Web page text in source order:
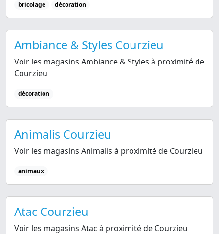
bricolage décoration
Ambiance & Styles Courzieu
Voir les magasins Ambiance & Styles à proximité de
Courzieu
décoration
Animalis Courzieu
Voir les magasins Animalis à proximité de Courzieu
animaux
Atac Courzieu
Voir les magasins Atac à proximité de Courzieu